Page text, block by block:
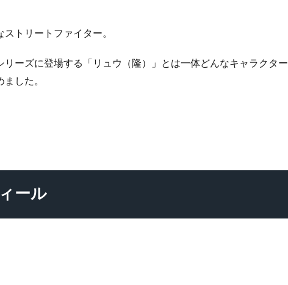
トリートファイター。
リーズに登場する「リュウ（隆）」とは一体どんなキャラクター
した。
ール